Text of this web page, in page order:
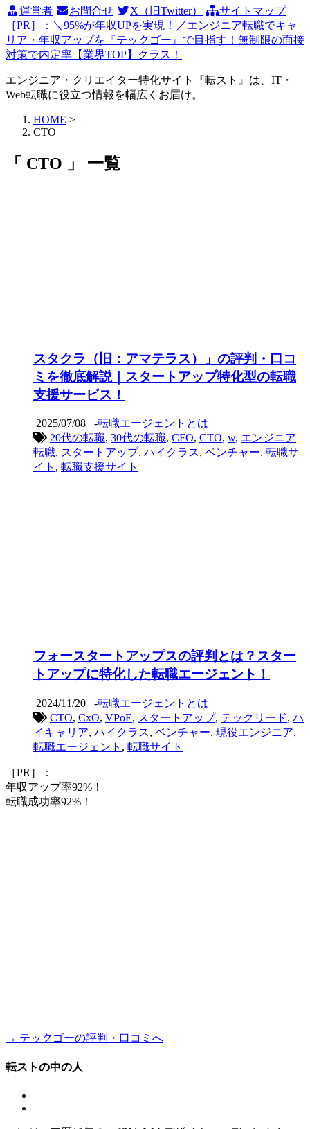
運営者 お問合せ X（旧Twitter）
サイトマップ
［PR］：＼95%が年収UPを実現！／エンジニア転職でキャ
リア・年収アップを『テックゴー』で目指す！無制限の面接
対策で内定率【業界TOP】クラス！
エンジニア・クリエイター特化サイト『転スト』は、IT・
Web転職に役立つ情報を幅広くお届け。
HOME >
CTO
「 CTO 」 一覧
スタクラ（旧：アマテラス）」の評判・口コ
ミを徹底解説｜スタートアップ特化型の転職
支援サービス！
2025/07/08 -転職エージェントとは
20代の転職, 30代の転職, CFO, CTO, w, エンジニア
転職, スタートアップ, ハイクラス, ベンチャー, 転職サ
イト , 転職支援サイト
フォースタートアップスの評判とは？スター
トアップに特化した転職エージェント！
2024/11/20 -転職エージェントとは
CTO, CxO, VPoE, スタートアップ, テックリード, ハ
イキャリア, ハイクラス, ベンチャー, 現役エンジニア,
転職エージェント , 転職サイト
［PR］：
年収アップ率92%！
転職成功率92%！
→ テックゴーの評判・口コミへ
転ストの中の人